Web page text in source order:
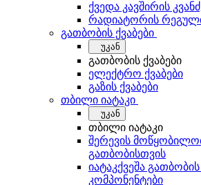
ქვედა კავშირის
რადიატორის
გათბობის ქვაბები
უკან
გათბობის ქვაბები
ელექტრო ქვაბები
გაზის ქვაბები
თბილი იატაკი
უკან
თბილი იატაკი
შერევის
გათბობისთვის
იატაკქვეშა გათბობის
კომპონენტები